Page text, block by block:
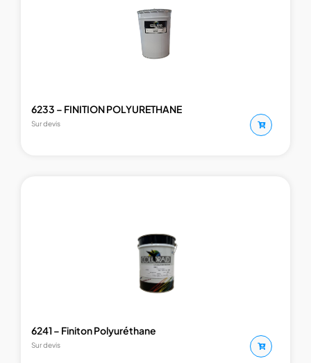
6233 – FINITION POLYURETHANE
Sur devis
6241 – Finiton Polyuréthane
Sur devis